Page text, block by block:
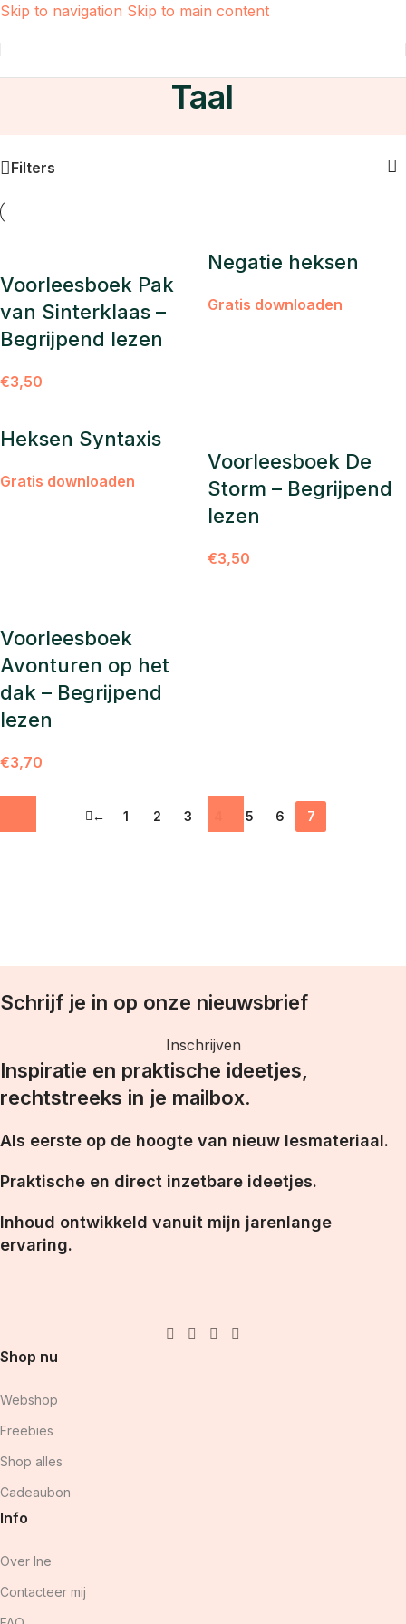
Skip to navigation Skip to main content
Taal
Filters
Voorleesboek Pak
van Sinterklaas –
Begrijpend lezen
€3,50
Negatie heksen
Gratis downloaden
Heksen Syntaxis
Gratis downloaden
Voorleesboek De
Storm – Begrijpend
lezen
€3,50
Voorleesboek
Avonturen op het
dak – Begrijpend
lezen
€3,70
← 1 2 3 5 6 7
Schrijf je in op onze nieuwsbrief
Inschrijven
Inspiratie en praktische ideetjes,
rechtstreeks in je mailbox.
Als eerste op de hoogte van nieuw lesmateriaal.
Praktische en direct inzetbare ideetjes.
Inhoud ontwikkeld vanuit mijn jarenlange
ervaring.
Shop nu
Webshop
Freebies
Shop alles
Cadeaubon
Info
Over Ine
Contacteer mij